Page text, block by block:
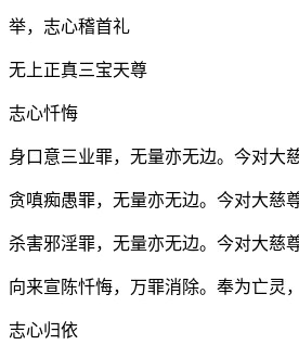
举，志心稽首礼
无上正真三宝天尊
志心忏悔
身口意三业罪，无量亦无边。今对大
贪嗔痴愚罪，无量亦无边。今对大慈
杀害邪淫罪，无量亦无边。今对大慈
向来宣陈忏悔，万罪消除。奉为亡灵
志心归依